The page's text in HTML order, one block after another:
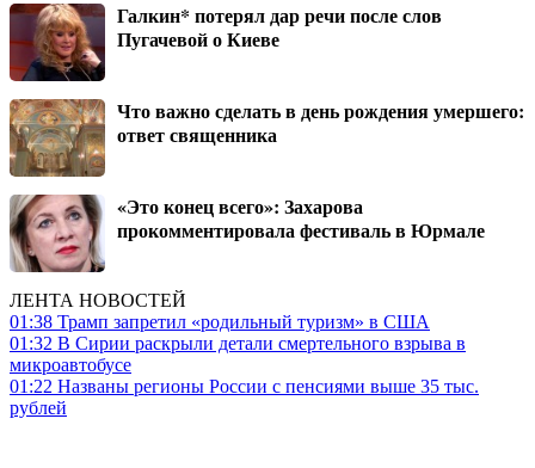
Галкин* потерял дар речи после слов
Пугачевой о Киеве
Что важно сделать в день рождения умершего:
ответ священника
«Это конец всего»: Захарова
прокомментировала фестиваль в Юрмале
ЛЕНТА НОВОСТЕЙ
01:38 Трамп запретил «родильный туризм» в США
01:32 В Сирии раскрыли детали смертельного взрыва в
микроавтобусе
01:22 Названы регионы России с пенсиями выше 35 тыс.
рублей